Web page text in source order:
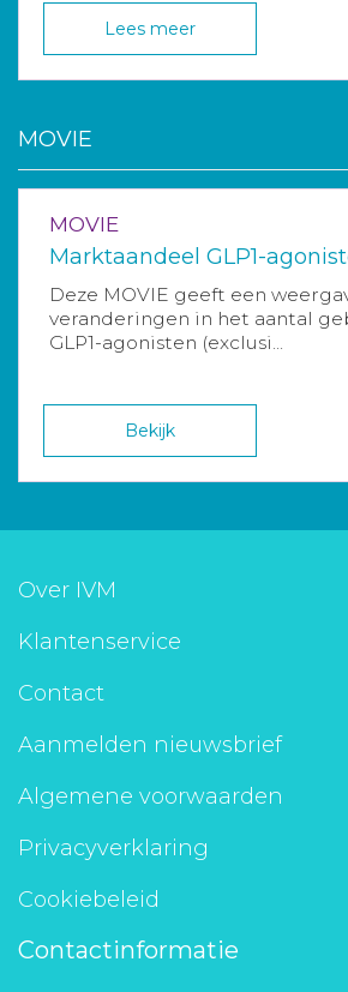
Lees meer
MOVIE
MOVIE
Marktaandeel GLP1-
Deze MOVIE geeft een
veranderingen in het aantal
GLP1-agonisten (exclusi...
Bekijk
Over IVM
Klantenservice
Contact
Aanmelden nieuwsbrief
Algemene voorwaarden
Privacyverklaring
Cookiebeleid
Contactinformatie